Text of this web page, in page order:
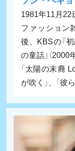
1981年11月22
ファッション
後、KBSの『
の童話』（
「太陽の末裔
が吹く」、「彼